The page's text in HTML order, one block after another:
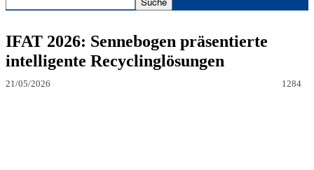
IFAT 2026: Sennebogen präsentierte
intelligente Recyclinglösungen
21/05/2026 1284